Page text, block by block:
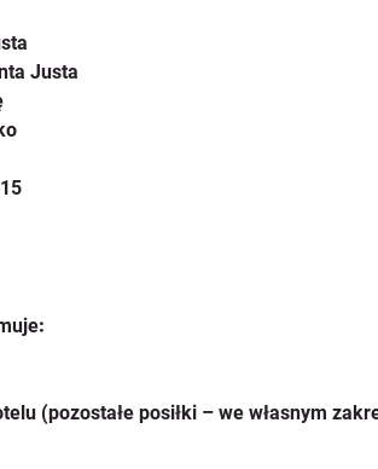
Justa
:
(pozostałe posiłki – we własnym